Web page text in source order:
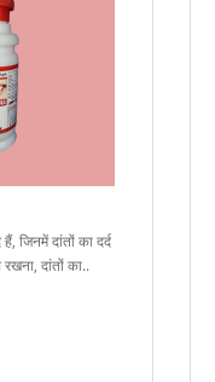
जिनमें दांतों का दर्द
दांतों का..